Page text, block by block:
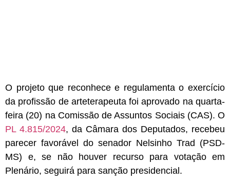
O projeto que reconhece e regulamenta o exercício
da profissão de arteterapeuta foi aprovado na quarta-
feira (20) na Comissão de Assuntos Sociais (CAS). O
PL 4.815/2024, da Câmara dos Deputados, recebeu
parecer favorável do senador Nelsinho Trad (PSD-
MS) e, se não houver recurso para votação em
Plenário, seguirá para sanção presidencial.